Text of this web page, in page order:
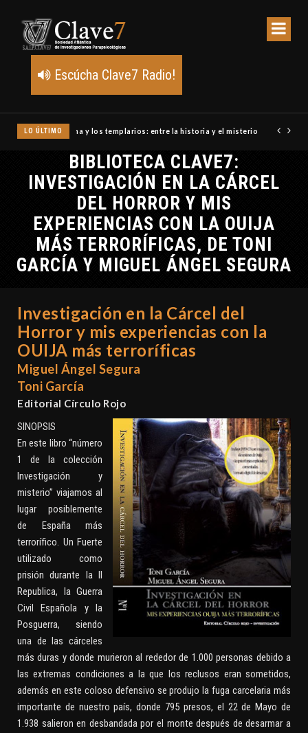
Escúcha Clave7 Radio!
LO ÚLTIMO Un meteoro explota sobre Estados Unidos y abre la pista
BIBLIOTECA CLAVE7:
INVESTIGACIÓN EN LA CÁRCEL
DEL HORROR Y MIS
EXPERIENCIAS CON LA OUIJA
MÁS TERRORÍFICAS, DE TONI
GARCÍA Y MIGUEL ÁNGEL SEGURA
Investigación en la Cárcel del
Horror y mis experiencias con la
OUIJA más terroríficas
Miguel Ángel Segura
Toni García
Editorial Círculo Rojo
SINOPSIS
En este libro “número
1 de la colección
Investigación y
misterio” viajamos al
lugar posiblemente
de España más
terrorífico. Un Fuerte
utilizado como
prisión durante la II
Republica, la Guerra
Civil Española y la
Posguerra, siendo
una de las cárceles
más duras y donde murieron al rededor de 1.000 personas debido a
las extremas condiciones a la que los reclusos eran sometidos,
además en este coloso defensivo se produjo la fuga carcelaria más
importante de nuestro país, donde 795 presos, el 22 de Mayo de
1.938 salieron en desbandada por el monte después de desarmar a